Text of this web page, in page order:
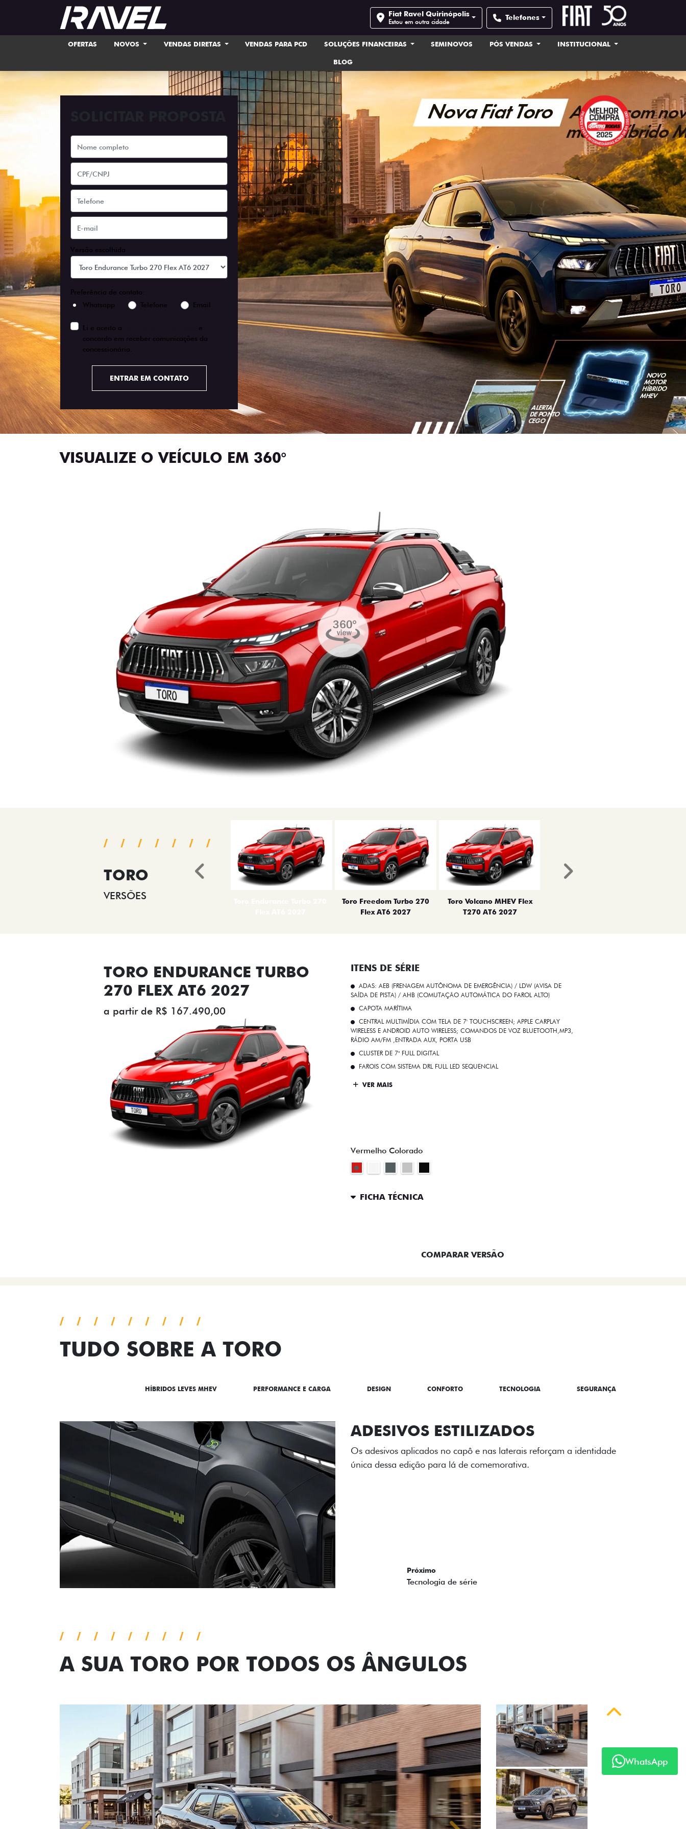
Fiat Ravel Quirinópolis
Estou em outra cidade Telefones
OFERTAS NOVOS VENDAS DIRETAS VENDAS PARA PCD SOLUÇÕES FINANCEIRAS SEMINOVOS PÓS VENDAS INSTITUCIONAL
BLOG
Versão escolhida
Preferência de contato:
Whatsapp
Telefone Email
Li e aceito a
e
concordo em receber comunicações da
concessionária.
ENTRAR EM CONTATO
VISUALIZE O VEÍCULO EM 360°
TORO
VERSÕES
Toro Freedom Turbo 270
Flex AT6 2027
Toro Volcano MHEV Flex
T270 AT6 2027
Anterior Próximo
TORO ENDURANCE TURBO
270 FLEX AT6 2027
a partir de R$ 167.490,00
ITENS DE SÉRIE
ADAS: AEB (FRENAGEM AUTÔNOMA DE EMERGÊNCIA) / LDW (AVISA DE
SAÍDA DE PISTA) / AHB (COMUTAÇÃO AUTOMÁTICA DO FAROL ALTO)
CAPOTA MARÍTIMA
CENTRAL MULTIMÍDIA COM TELA DE 7' TOUCHSCREEN; APPLE CARPLAY
WIRELESS E ANDROID AUTO WIRELESS; COMANDOS DE VOZ BLUETOOTH,MP3,
RÁDIO AM/FM ,ENTRADA AUX, PORTA USB
CLUSTER DE 7" FULL DIGITAL
FAROIS COM SISTEMA DRL FULL LED SEQUENCIAL
VER MAIS
Vermelho Colorado
FICHA TÉCNICA
COMPARAR VERSÃO
TUDO SOBRE A TORO
HÍBRIDOS LEVES MHEV PERFORMANCE E CARGA DESIGN CONFORTO TECNOLOGIA SEGURANÇA
ADESIVOS ESTILIZADOS
Os adesivos aplicados no capô e nas laterais reforçam a identidade
única dessa edição para lá de comemorativa.
Próximo
Tecnologia de série
Next
A SUA TORO POR TODOS OS ÂNGULOS
Anterior
WhatsApp